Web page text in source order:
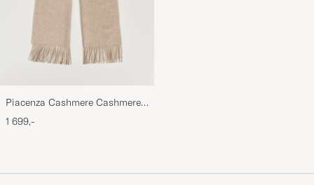
Piacenza Cashmere Cashmere
Scarf Light Beige
1 699,-